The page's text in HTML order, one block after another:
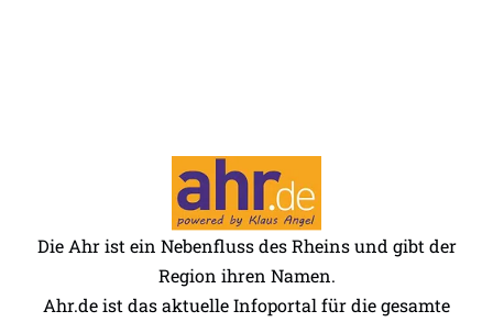
Die Ahr ist ein Nebenfluss des Rheins und gibt der
Region ihren Namen.
Ahr.de ist das aktuelle Infoportal für die gesamte